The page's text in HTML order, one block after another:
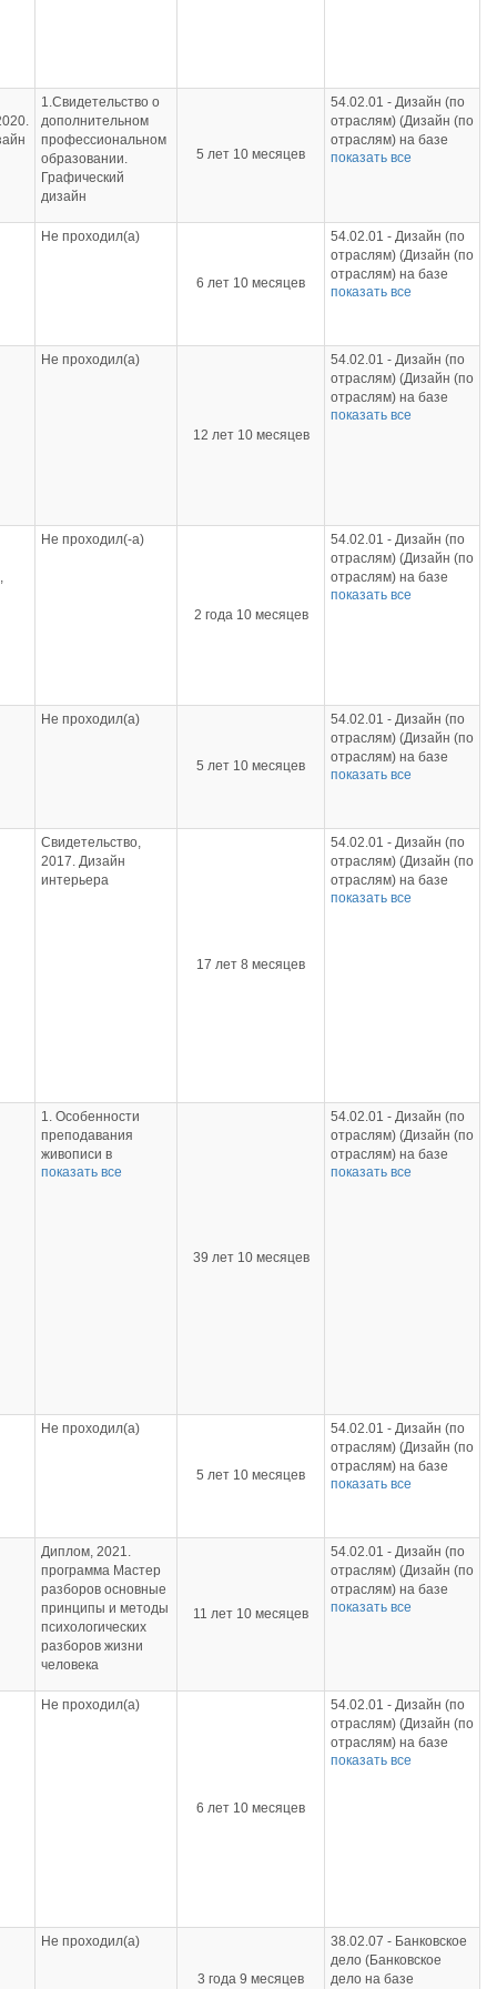
21.02.19 -
Землеустройство
(Землеустройство на
базе основного
среднего общего
образования);
42.02.01 - Реклама
(Реклама на базе
1.Свидетельство о
дополнительном
профессиональном
образовании.
Графический
дизайн
5 лет 10 месяцев
54.02.01 - Дизайн (по
отраслям) (Дизайн (по
отраслям) на базе
основного общего
отраслям) на базе
среднего общего
образования)
показать все
Не проходил(а)
6 лет 10 месяцев
54.02.01 - Дизайн (по
отраслям) (Дизайн (по
отраслям) на базе
основного общего
отраслям) (Дизайн (по
отраслям) на базе
среднего общего
образования)
показать все
Не проходил(а)
12 лет 10 месяцев
54.02.01 - Дизайн (по
отраслям) (Дизайн (по
отраслям) на базе
основного общего
образования);
09.02.07 -
Информационные
системы и
09.02.07 -
Информационные
системы и
программирование
программирование на
базе основного
общего образования)
показать все
Не проходил(-а)
2 года 10 месяцев
54.02.01 - Дизайн (по
отраслям) (Дизайн (по
отраслям) на базе
основного общего
образования)
показать все
Не проходил(а)
5 лет 10 месяцев
54.02.01 - Дизайн (по
отраслям) (Дизайн (по
отраслям) на базе
основного общего
отраслям) (Дизайн (по
отраслям) на базе
среднего общего
образования)
показать все
Свидетельство,
2017. Дизайн
интерьера
17 лет 8 месяцев
54.02.01 - Дизайн (по
отраслям) (Дизайн (по
отраслям) на базе
основного общего
показать все
1. Особенности
преподавания
живописи в
образовательных
показать все
39 лет 10 месяцев
54.02.01 - Дизайн (по
отраслям) (Дизайн (по
отраслям) на базе
основного общего
показать все
Не проходил(а)
5 лет 10 месяцев
54.02.01 - Дизайн (по
отраслям) (Дизайн (по
отраслям) на базе
основного общего
отраслям) (Дизайн (по
отраслям) на базе
среднего общего
образования)
показать все
Диплом, 2021.
программа Мастер
разборов основные
принципы и методы
психологических
разборов жизни
человека
11 лет 10 месяцев
54.02.01 - Дизайн (по
отраслям) (Дизайн (по
отраслям) на базе
основного общего
среднего общего
образования)
показать все
Не проходил(а)
6 лет 10 месяцев
54.02.01 - Дизайн (по
отраслям) (Дизайн (по
отраслям) на базе
основного общего
показать все
Не проходил(а)
3 года 9 месяцев
38.02.07 - Банковское
дело (Банковское
дело на базе